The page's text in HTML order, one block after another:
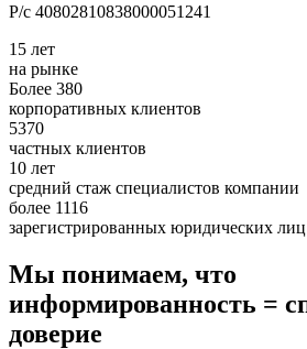
Р/с 40802810838000051241
15 лет
на рынке
Более 380
корпоративных клиентов
5370
частных клиентов
10 лет
средний стаж специалистов компании
более 1116
зарегистрированных юридических лиц
Мы понимаем, что
информированность =
доверие